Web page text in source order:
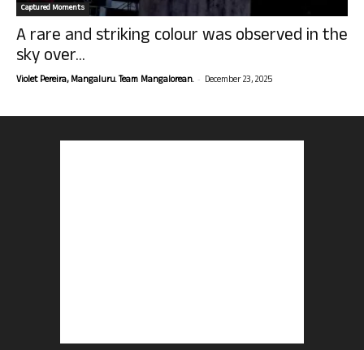
Captured Moments
A rare and striking colour was observed in the
sky over...
Violet Pereira, Mangaluru. Team Mangalorean. - December 23, 2025